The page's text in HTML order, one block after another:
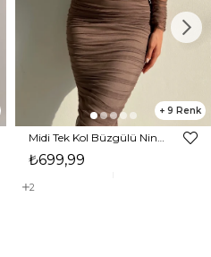
9
₺699,99
2